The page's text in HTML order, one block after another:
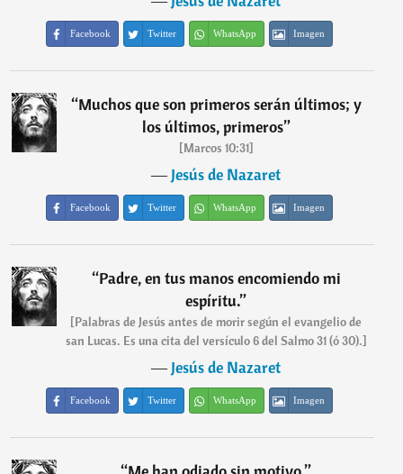
Facebook Twitter WhatsApp Imagen
“Muchos que son primeros serán últimos; y
los últimos, primeros”
[Marcos 10:31]
―Jesús de Nazaret
Facebook Twitter WhatsApp Imagen
“Padre, en tus manos encomiendo mi
espíritu.”
[Palabras de Jesús antes de morir según el evangelio de
san Lucas. Es una cita del versículo 6 del Salmo 31 (ó 30).]
―Jesús de Nazaret
Facebook Twitter WhatsApp Imagen